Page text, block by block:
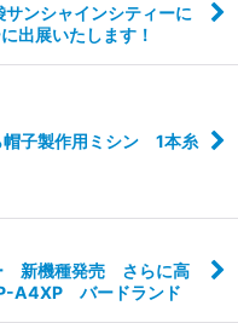
ンシャインシティーに
出展いたします！
子製作用ミシン 1本糸
新機種発売 さらに高
A4XP バードランド